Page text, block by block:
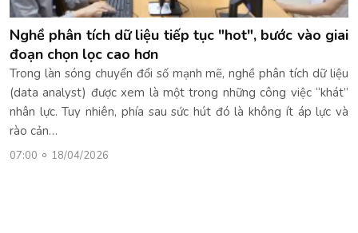
Nghề phân tích dữ liệu tiếp tục "hot", bước vào giai
đoạn chọn lọc cao hơn
Trong làn sóng chuyển đổi số mạnh mẽ, nghề phân tích dữ liệu
(data analyst) được xem là một trong những công việc “khát”
nhân lực. Tuy nhiên, phía sau sức hút đó là không ít áp lực và
rào cản…
07:00 18/04/2026